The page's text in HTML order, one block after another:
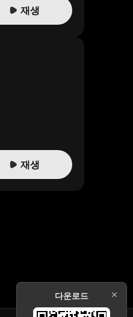
재생
재생
다운로드